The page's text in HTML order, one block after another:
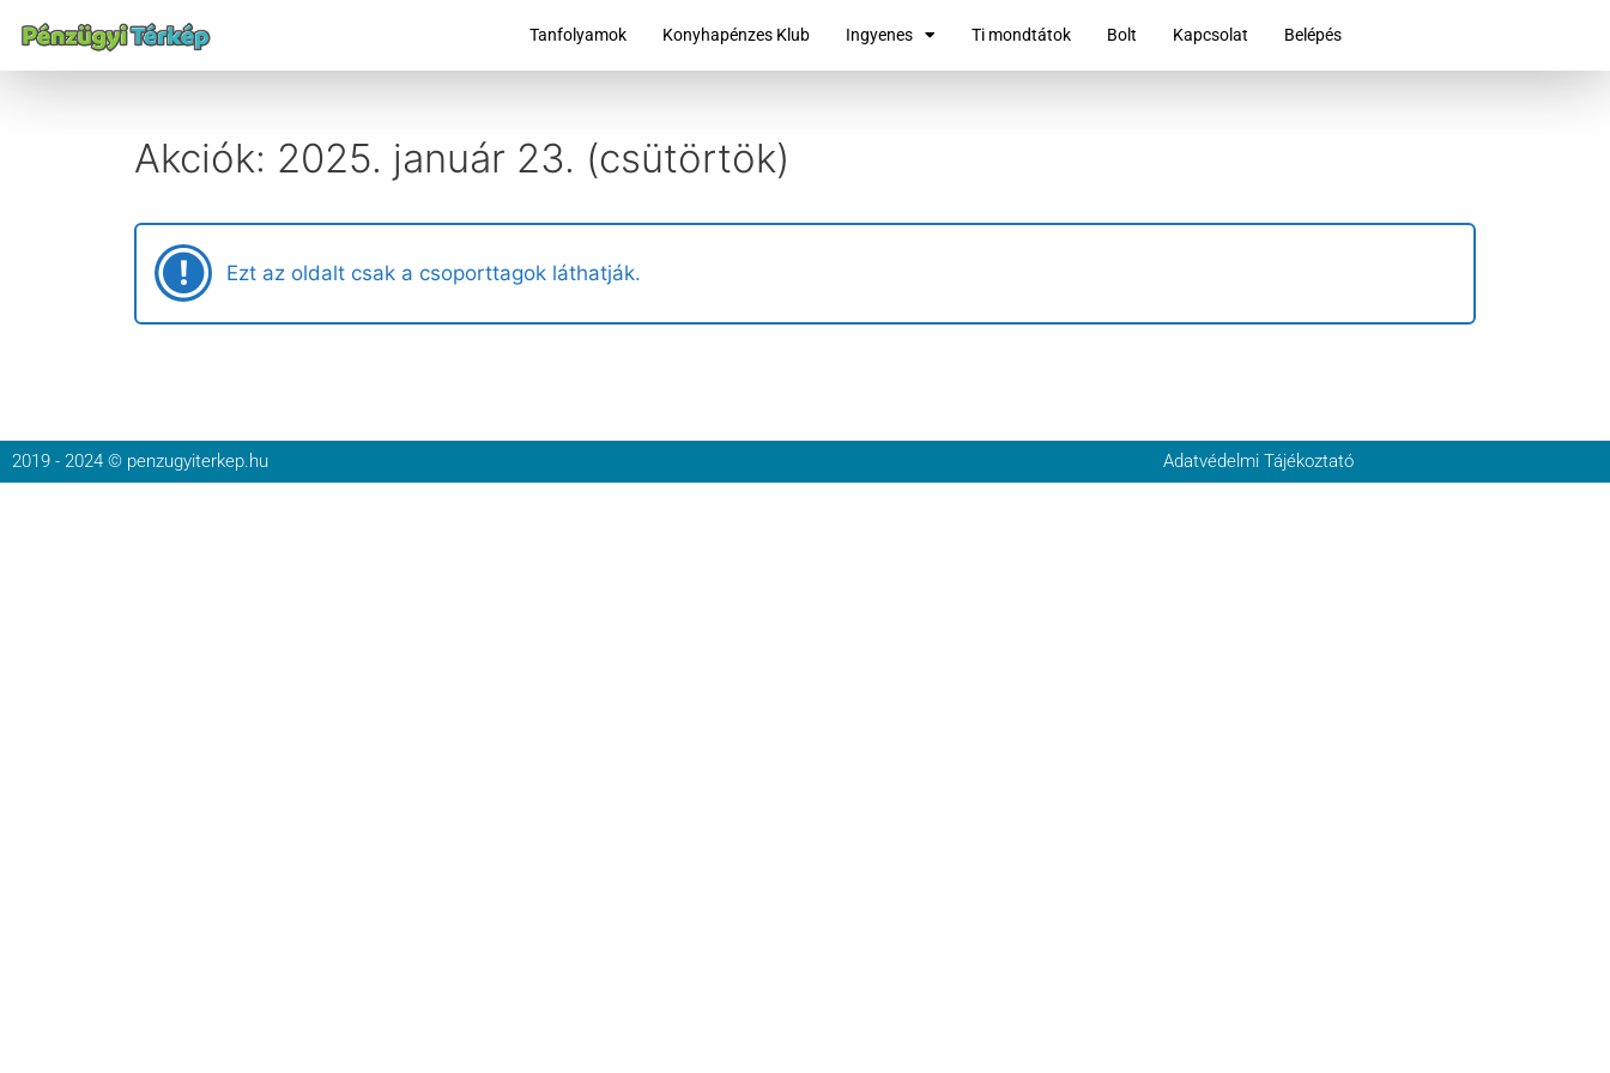
Tanfolyamok Konyhapénzes Klub Ingyenes Ti mondtátok Bolt Kapcsolat Belépés
Akciók: 2025. január 23. (csütörtök)
Ezt az oldalt csak a csoporttagok láthatják.
2019 - 2024 © penzugyiterkep.hu Adatvédelmi Tájékoztató